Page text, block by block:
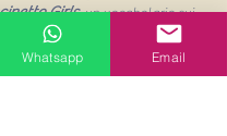
Girls un vocabolario sui
Whatsapp Email